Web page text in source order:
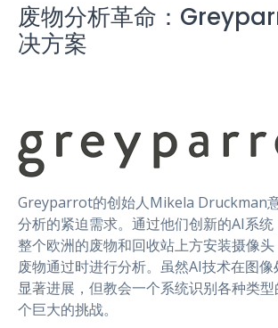
废物分析革命：
决方案
Greyparrot的创始人Mikela Druckman
分析的紧迫需求。通过他们创新的AI系
整个欧洲的废物和回收站上方安装摄像
废物通过时进行分析。虽然AI技术在图
显著进展，但教会一个系统识别各种类
个巨大的挑战。